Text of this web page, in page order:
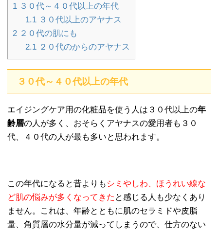
1 ３０代～４０代以上の年代
1.1３０代以上のアヤナス
2 ２０代の肌にも
2.1２０代のからのアヤナス
３０代～４０代以上の年代
エイジングケア用の化粧品を使う人は３０代以上の年
齢層の人が多く、おそらくアヤナスの愛用者も３０
代、４０代の人が最も多いと思われます。
この年代になると昔よりも シミやしわ、ほうれい線な
ど肌の悩みが多くなってきた と感じる人も少なくあり
ません。これは、年齢とともに肌のセラミドや皮脂
量、角質層の水分量が減ってしまうので、仕方のない